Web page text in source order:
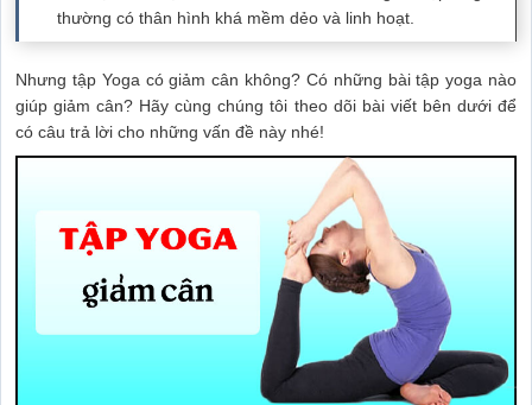
thường có thân hình khá mềm dẻo và linh hoạt.
Nhưng tập Yoga có giảm cân không? Có những bài tập yoga nào
giúp giảm cân? Hãy cùng chúng tôi theo dõi bài viết bên dưới để
có câu trả lời cho những vấn đề này nhé!